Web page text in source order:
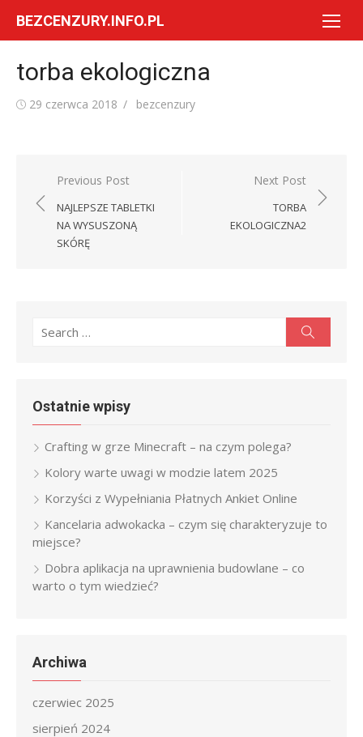
BEZCENZURY.INFO.PL
torba ekologiczna
Posted
29 czerwca 2018 Author
bezcenzury
Nawigacja
wpisu
Previous Post
NAJLEPSZE TABLETKI
NA WYSUSZONĄ
SKÓRĘ
Next Post
TORBA
EKOLOGICZNA2
Search
Ostatnie wpisy
Crafting w grze Minecraft – na czym polega?
Kolory warte uwagi w modzie latem 2025
Korzyści z Wypełniania Płatnych Ankiet Online
Kancelaria adwokacka – czym się charakteryzuje to
miejsce?
Dobra aplikacja na uprawnienia budowlane – co
warto o tym wiedzieć?
Archiwa
czerwiec 2025
sierpień 2024